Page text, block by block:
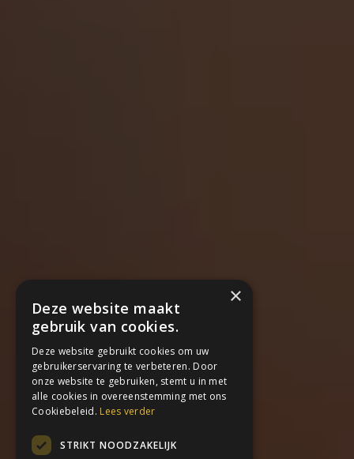
×
Deze website maakt
gebruik van cookies.
Deze website gebruikt cookies om uw
gebruikerservaring te verbeteren. Door
onze website te gebruiken, stemt u in met
alle cookies in overeenstemming met ons
Cookiebeleid. Lees verder
STRIKT NOODZAKELIJK